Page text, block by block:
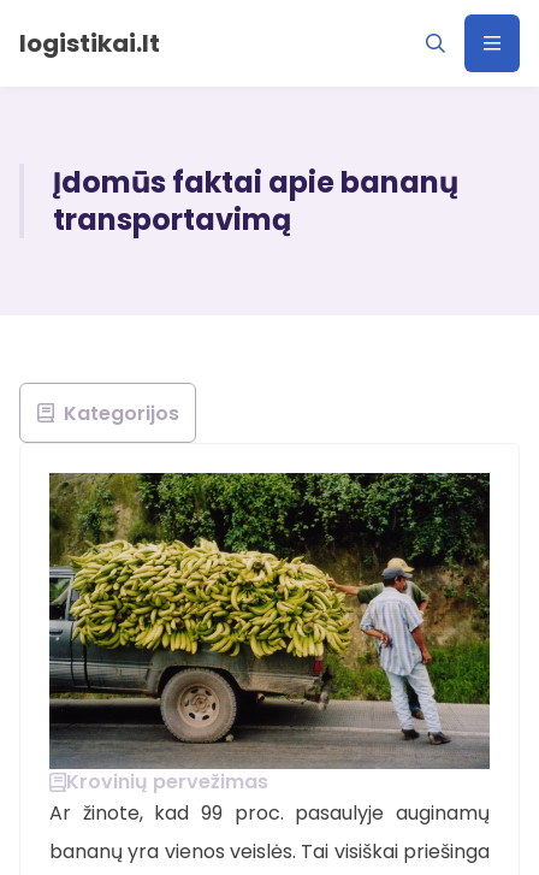
logistikai.lt
Įdomūs faktai apie bananų
transportavimą
Krovinių pervežimas
Ar žinote, kad 99 proc. pasaulyje auginamų
bananų yra vienos veislės. Tai visiškai priešinga
Kategorijos